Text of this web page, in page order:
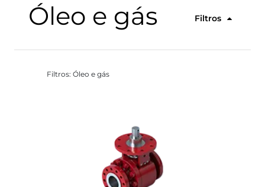
Óleo e gás Filtros
Filtros: Óleo e gás